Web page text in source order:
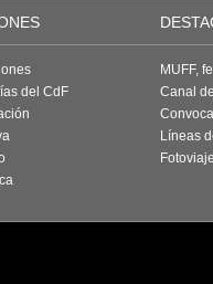
del CdF
MUFF,
Canal
Líneas